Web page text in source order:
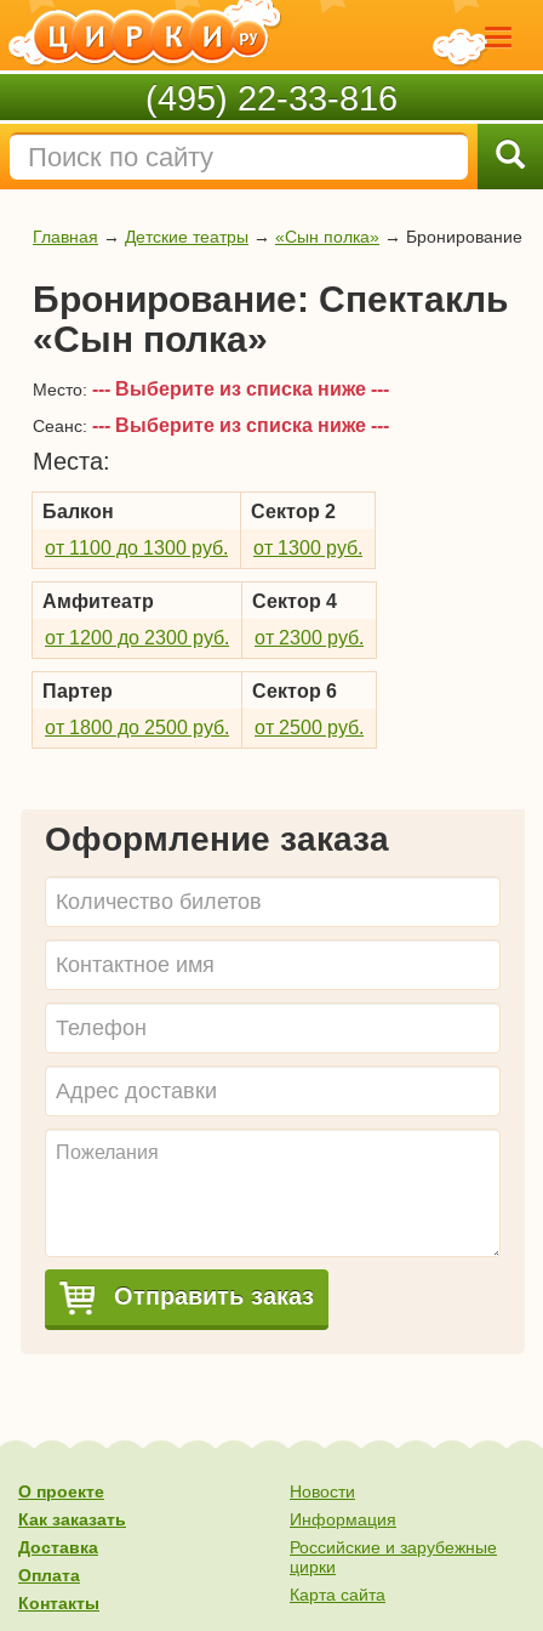
(495) 22-33-816
Главная → Детские театры → «Сын полка» → Бронирование
Бронирование: Спектакль
«Сын полка»
Место: --- Выберите из списка ниже ---
Сеанс: --- Выберите из списка ниже ---
Места:
Балкон
от 1100 до 1300 руб.
Сектор 2
от 1300 руб.
Амфитеатр
от 1200 до 2300 руб.
Сектор 4
от 2300 руб.
Партер
от 1800 до 2500 руб.
Сектор 6
от 2500 руб.
Оформление заказа
Отправить заказ
О проекте
Как заказать
Доставка
Оплата
Контакты
Новости
Информация
Российские и зарубежные
цирки
Карта сайта